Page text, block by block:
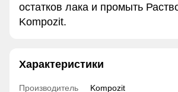
остатков лака и промыть
Kompozit.
Характеристики
Производитель
Kompozit